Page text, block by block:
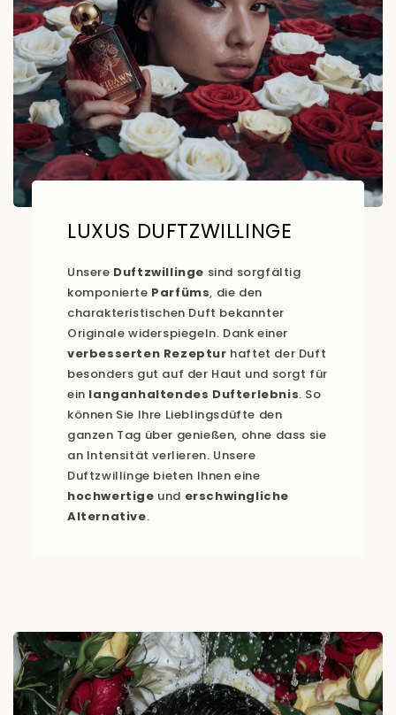
LUXUS DUFTZWILLINGE
Unsere Duftzwillinge sind sorgfältig
komponierte Parfüms, die den
charakteristischen Duft bekannter
Originale widerspiegeln. Dank einer
verbesserten Rezeptur haftet der Duft
besonders gut auf der Haut und sorgt für
ein langanhaltendes Dufterlebnis. So
können Sie Ihre Lieblingsdüfte den
ganzen Tag über genießen, ohne dass sie
an Intensität verlieren. Unsere
Duftzwillinge bieten Ihnen eine
hochwertige und erschwingliche
Alternative.